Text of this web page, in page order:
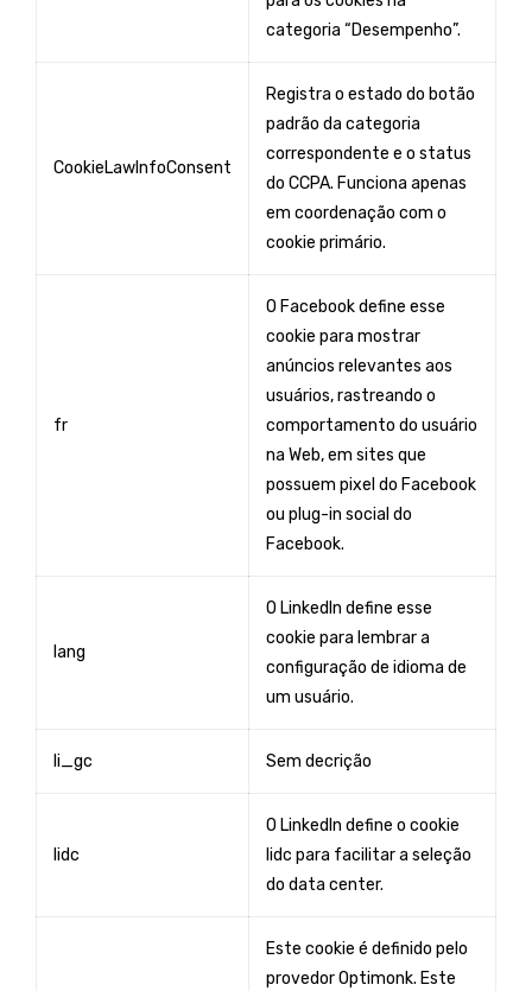
categoria “Desempenho”.
CookieLawInfoConsent
Registra o estado do botão
padrão da categoria
correspondente e o status
do CCPA. Funciona apenas
em coordenação com o
cookie primário.
fr
O Facebook define esse
cookie para mostrar
anúncios relevantes aos
usuários, rastreando o
comportamento do usuário
na Web, em sites que
possuem pixel do Facebook
ou plug-in social do
Facebook.
lang
O LinkedIn define esse
cookie para lembrar a
configuração de idioma de
um usuário.
li_gc Sem decrição
lidc
O LinkedIn define o cookie
lidc para facilitar a seleção
do data center.
Este cookie é definido pelo
provedor Optimonk. Este